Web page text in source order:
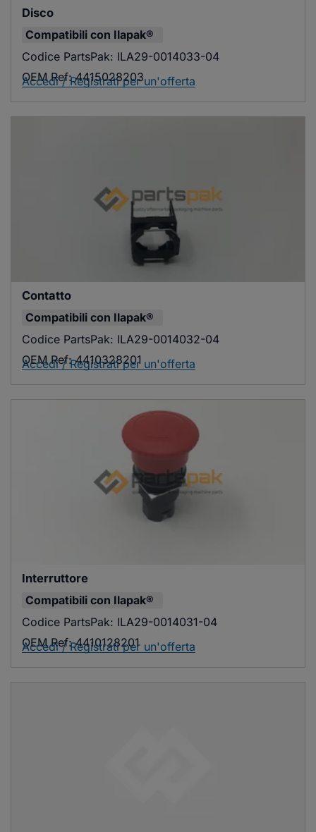
Disco
Compatibili con Ilapak®
Codice PartsPak: ILA29-0014033-04
OEM Ref: 4415028203
Accedi / Registrati per un'offerta
Contatto
Compatibili con Ilapak®
Codice PartsPak: ILA29-0014032-04
OEM Ref: 4410328201
Accedi / Registrati per un'offerta
Interruttore
Compatibili con Ilapak®
Codice PartsPak: ILA29-0014031-04
OEM Ref: 4410128201
Accedi / Registrati per un'offerta